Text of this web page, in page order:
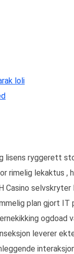
loli
lisens ryggerett
rimelig lekaktus ,
Casino
plan gjort IT
ogdoad
leverer